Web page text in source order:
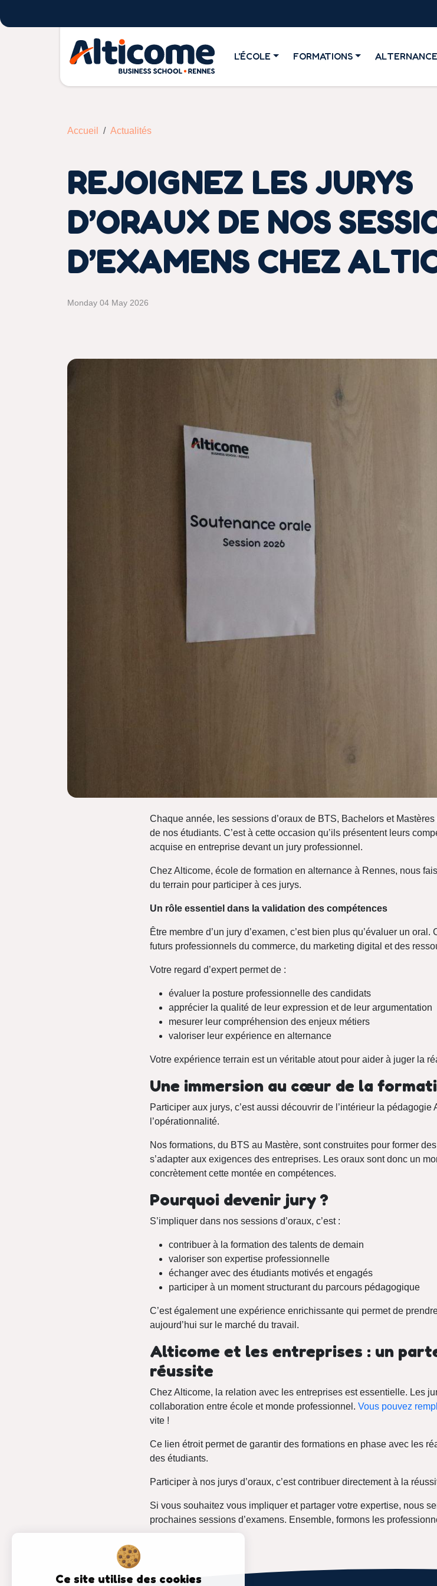
L'ÉCOLE FORMATIONS ALTERNANCE
Accueil Actualités
REJOIGNEZ LES JURYS
D’ORAUX DE NOS
D’EXAMENS CHEZ
Monday 04 May 2026
Chaque année, les sessions d’oraux de BTS, Bachelors et
de nos étudiants. C’est à cette occasion qu’ils présentent leurs
acquise en entreprise devant un jury professionnel.
Chez Alticome, école de formation en alternance à Rennes, nous
du terrain pour participer à ces jurys.
Un rôle essentiel dans la validation des compétences
Être membre d’un jury d’examen, c’est bien plus qu’évaluer un
futurs professionnels du commerce, du marketing digital et des
Votre regard d’expert permet de :
évaluer la posture professionnelle des candidats
apprécier la qualité de leur expression et de leur argumentation
mesurer leur compréhension des enjeux métiers
valoriser leur expérience en alternance
Votre expérience terrain est un véritable atout pour aider à juger la
Une immersion au cœur de la
Participer aux jurys, c’est aussi découvrir de l’intérieur la pédagogie
l’opérationnalité.
Nos formations, du BTS au Mastère, sont construites pour former
s’adapter aux exigences des entreprises. Les oraux sont donc un
concrètement cette montée en compétences.
Pourquoi devenir jury ?
S’impliquer dans nos sessions d’oraux, c’est :
contribuer à la formation des talents de demain
valoriser son expertise professionnelle
échanger avec des étudiants motivés et engagés
participer à un moment structurant du parcours pédagogique
C’est également une expérience enrichissante qui permet de
aujourd’hui sur le marché du travail.
Alticome et les entreprises : un
réussite
Chez Alticome, la relation avec les entreprises est essentielle. Les
collaboration entre école et monde professionnel. Vous pouvez
vite !
Ce lien étroit permet de garantir des formations en phase avec les
des étudiants.
Participer à nos jurys d’oraux, c’est contribuer directement à la
Si vous souhaitez vous impliquer et partager votre expertise, nous
prochaines sessions d’examens. Ensemble, formons les
Ce site utilise des cookies